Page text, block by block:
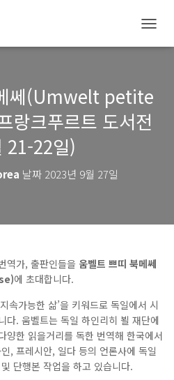
비
션
토
글
쎄(Umwelt petite
랑크푸르트 도서전
21-22일)
날짜 2023년 9월 27일
역가, 출판인들을 움벨트 쁘띠 북메쎄
에 초대합니다.
속가능한 삶’을 키워드로 독일에서 시
다. 움벨트는 독일 하인리히 뵐 재단에
양한 읽을거리를 독한 번역해 한국에서
, 프레시안, 일다 등의 언론사에 독일
단행본 작업을 하고 있습니다.